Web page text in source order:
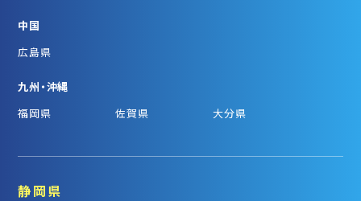
中国
広島県
九州・沖縄
福岡県
佐賀県 大分県
静岡県